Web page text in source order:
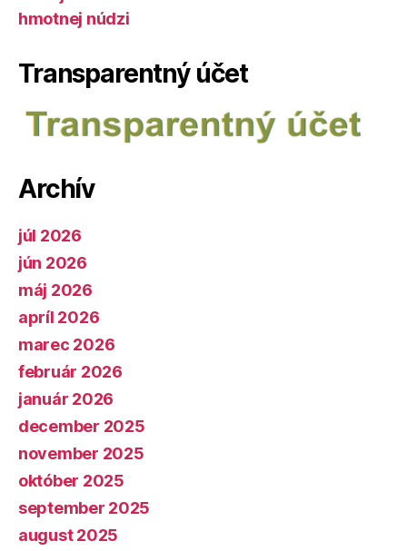
hmotnej núdzi
Transparentný účet
Archív
júl 2026
jún 2026
máj 2026
apríl 2026
marec 2026
február 2026
január 2026
december 2025
november 2025
október 2025
september 2025
august 2025